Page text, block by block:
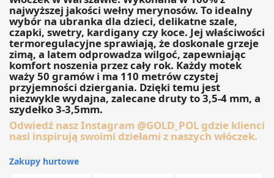
najwyższej jakości wełny merynosów. To idealny
wybór na ubranka dla dzieci, delikatne szale,
czapki, swetry, kardigany czy koce. Jej właściwości
termoregulacyjne sprawiają, że doskonale grzeje
zimą, a latem odprowadza wilgoć, zapewniając
komfort noszenia przez cały rok. Każdy motek
waży 50 gramów i ma 110 metrów czystej
przyjemności dziergania. Dzięki temu jest
niezwykle wydajna, zalecane druty to 3,5-4 mm, a
szydełko 3-3,5mm.
Odwiedź nasz Instagram @GOLD_POL gdzie klienci
nasi inspirują swoimi dziełami z naszych włóczek.
Zakupy hurtowe